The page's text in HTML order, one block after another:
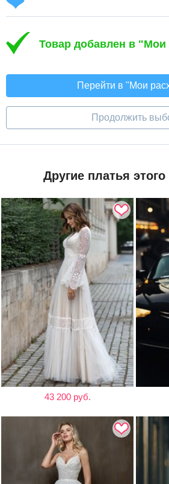
Товар добавлен в
Перейти в "Мои
Продолжить
Другие платья
43 200 руб.